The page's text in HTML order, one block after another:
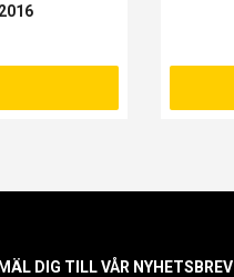
DIG TILL VÅR NYHETSBREV